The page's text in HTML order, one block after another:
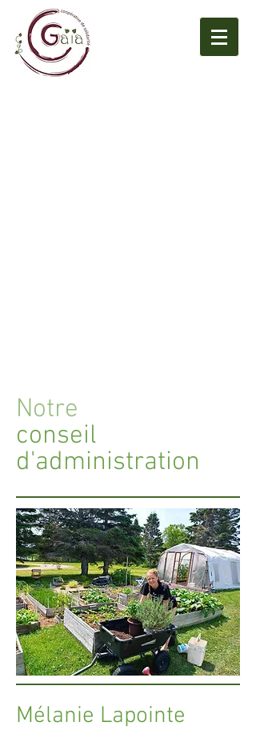
Notre
conseil
d'administration
Mélanie Lapointe